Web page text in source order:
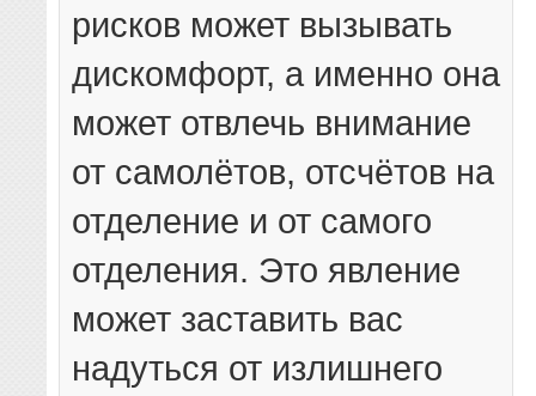
рисков может вызывать
дискомфорт, а именно она
может отвлечь внимание
от самолётов, отсчётов на
отделение и от самого
отделения. Это явление
может заставить вас
надуться от излишнего